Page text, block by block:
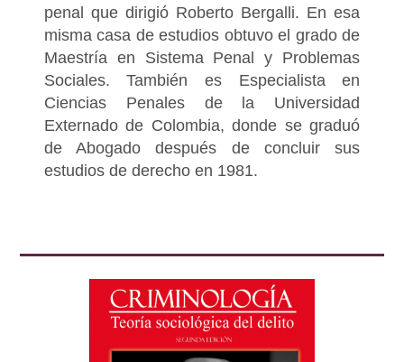
penal que dirigió Roberto Bergalli. En esa
misma casa de estudios obtuvo el grado de
Maestría en Sistema Penal y Problemas
Sociales. También es Especialista en
Ciencias Penales de la Universidad
Externado de Colombia, donde se graduó
de Abogado después de concluir sus
estudios de derecho en 1981.